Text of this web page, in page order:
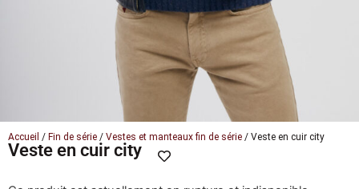
Accueil / Fin de série / Vestes et manteaux fin de série / Veste en cuir city
Veste en cuir city